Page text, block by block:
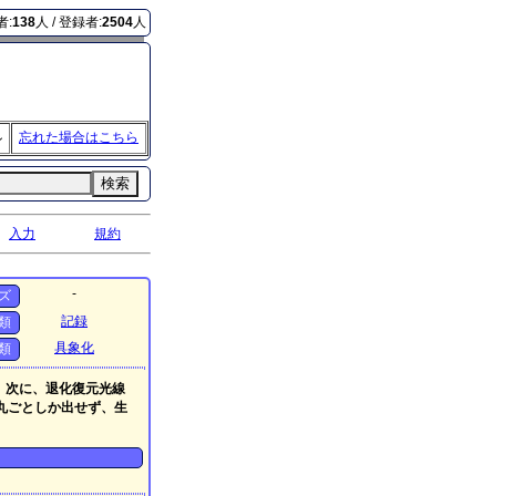
:138人 / 登録者:2504人
忘れた場合はこちら
検索
入力 規約
-
記録
具象化
次に、退化復元光線
ごとしか出せず、生